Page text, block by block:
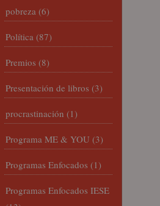
pobreza (6)
Política (87)
Premios (8)
Presentación de libros (3)
procrastinación (1)
Programa ME & YOU (3)
Programas Enfocados (1)
Programas Enfocados IESE